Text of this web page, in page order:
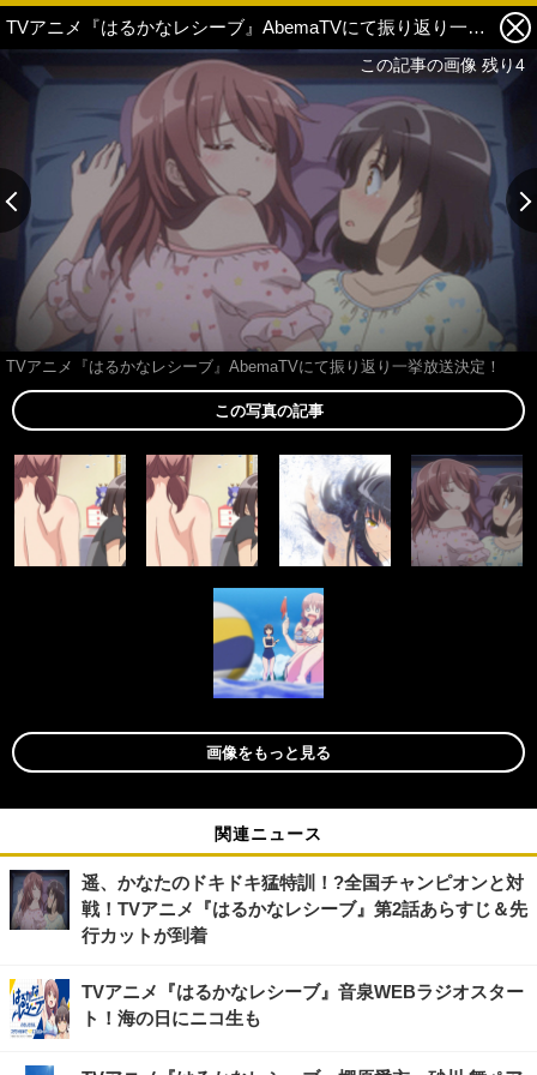
TVアニメ『はるかなレシーブ』AbemaTVにて振り返り一挙放送決定！ 4枚目の写真・画像
TVアニメ『はるかなレシーブ』AbemaTVにて振り返り一挙放送決定！
この写真の記事
画像をもっと見る
関連ニュース
遥、かなたのドキドキ猛特訓！?全国チャンピオンと対
戦！TVアニメ『はるかなレシーブ』第2話あらすじ＆先
行カットが到着
TVアニメ『はるかなレシーブ』音泉WEBラジオスター
ト！海の日にニコ生も
この記事の画像 残り4